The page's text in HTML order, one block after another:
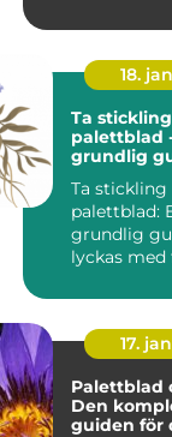
18. jan
Ta stickling
palettblad
grundlig
Ta stickling
palettblad:
grundlig
lyckas
av väx...
17. jan
Palettblad
Den
guiden för